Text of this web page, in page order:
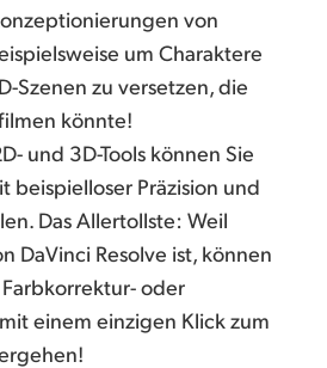
von
um Charaktere
Szenen zu versetzen, die
könnte!
und 3D-Tools können Sie
beispielloser Präzision und
Das Allertollste: Weil
DaVinci Resolve ist, können
oder
einem einzigen Klick zum